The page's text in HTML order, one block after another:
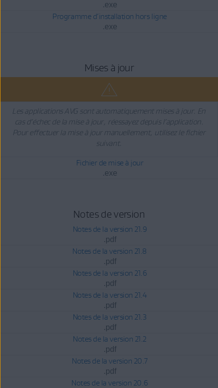
.exe
Programme d’installation hors ligne
.exe
Mises à jour
Les applications AVG sont automatiquement mises à jour. En
cas d’échec de la mise à jour, réessayez depuis l’application.
Pour effectuer la mise à jour manuellement, utilisez le fichier
suivant.
Fichier de mise à jour
.exe
Notes de version
Notes de la version 21.9
.pdf
Notes de la version 21.8
.pdf
Notes de la version 21.6
.pdf
Notes de la version 21.4
.pdf
Notes de la version 21.3
.pdf
Notes de la version 21.2
.pdf
Notes de la version 20.7
.pdf
Notes de la version 20.6